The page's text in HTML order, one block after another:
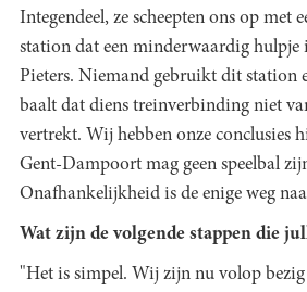
Integendeel, ze scheepten ons op met
station dat een minderwaardig hulpje
Pieters. Niemand gebruikt dit station
baalt dat diens treinverbinding niet
vertrekt. Wij hebben onze conclusies
Gent-Dampoort mag geen speelbal
Onafhankelijkheid is de enige weg
Wat zijn de volgende stappen die
"Het is simpel. Wij zijn nu volop bezig